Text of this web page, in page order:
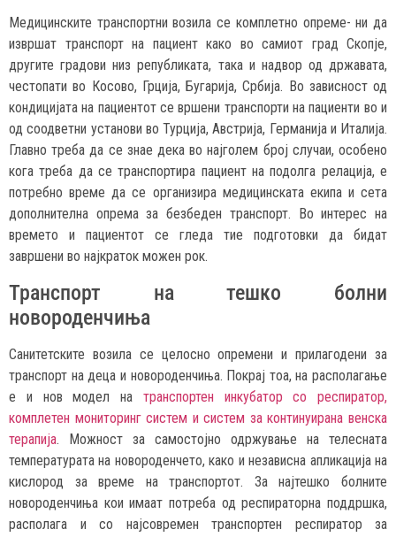
Медицинските транспортни возила се комплетно опреме- ни да
извршат транспорт на пациент како во самиот град Скопје,
другите градови низ републиката, така и надвор од државата,
честопати во Косово, Грција, Бугарија, Србија. Во зависност од
кондицијата на пациентот се вршени транспорти на пациенти во и
од соодветни установи во Турција, Австрија, Германија и Италија.
Главно треба да се знае дека во најголем број случаи, особено
кога треба да се транспортира пациент на подолга релација, е
потребно време да се организира медицинската екипа и сета
дополнителна опрема за безбеден транспорт. Во интерес на
времето и пациентот се гледа тие подготовки да бидат
завршени во најкраток можен рок.
Транспорт на тешко болни
новороденчиња
Санитетските возила се целосно опремени и прилагодени за
транспорт на деца и новороденчиња. Покрај тоа, на располагање
е и нов модел на транспортен инкубатор со респиратор,
комплетен мониторинг систем и систем за континуирана венска
терапија. Можност за самостојно одржување на телесната
температурата на новороденчето, како и независна апликација на
кислород за време на транспортот. За најтешко болните
новороденчиња кои имаат потреба од респираторна поддршка,
располага и со најсовремен транспортен респиратор за